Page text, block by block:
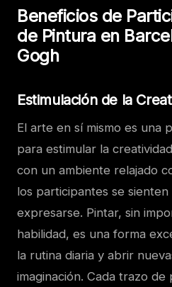
Beneficios de
de Pintura en
Gogh
Estimulación de la
El arte en sí mismo es una
para estimular la
con un ambiente relajado
los participantes se
expresarse. Pintar, sin
habilidad, es una forma
la rutina diaria y abrir
imaginación. Cada trazo